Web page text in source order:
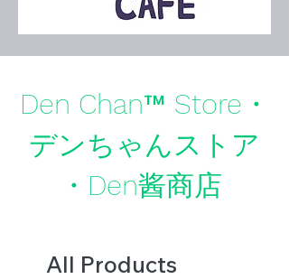
Den Chan™ Store・
デンちゃんストア
・Den酱商店
All Products